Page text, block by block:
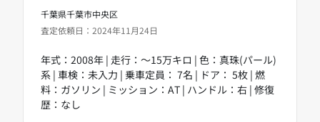
千葉県千葉市中央区
査定依頼日：2024年11月24日
年式：2008年 | 走行：～15万キロ | 色：真珠(パール)
系 | 車検：未入力 | 乗車定員： 7名 | ドア： 5枚 | 燃
料：ガソリン | ミッション：AT | ハンドル：右 | 修復
歴：なし